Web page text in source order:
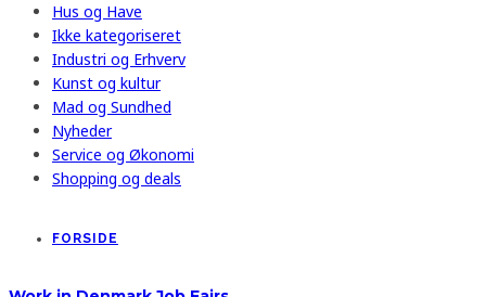
Hus og Have
Ikke kategoriseret
Industri og Erhverv
Kunst og kultur
Mad og Sundhed
Nyheder
Service og Økonomi
Shopping og deals
FORSIDE